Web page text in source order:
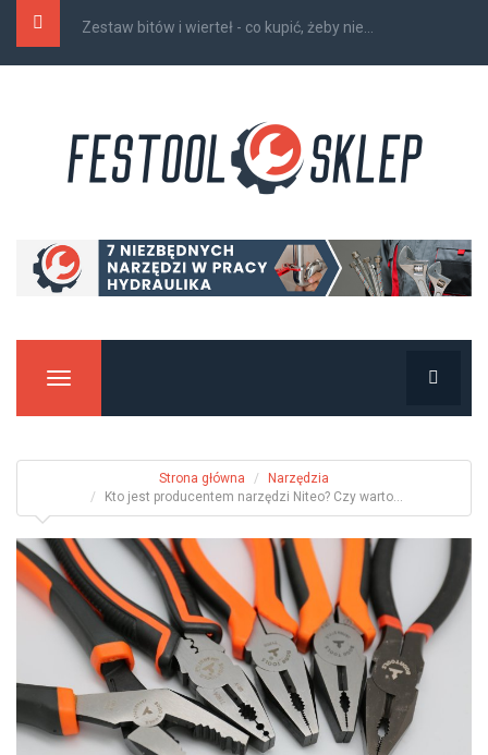
Wkrętarka akumulatorowa - jaką wybrać do domu...
Manu
Strona główna
Narzędzia
Kto jest producentem narzędzi Niteo? Czy warto...